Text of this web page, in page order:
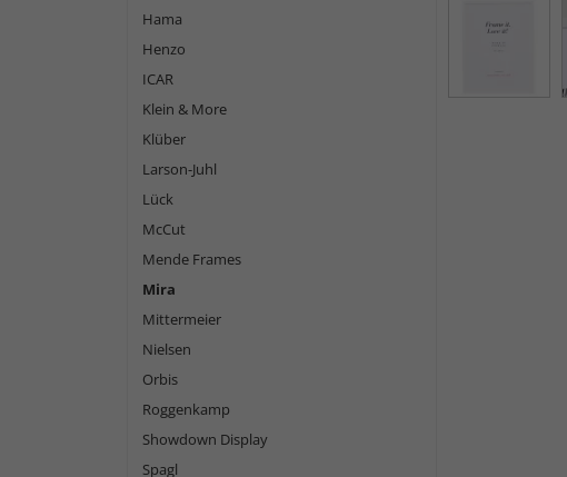
Hama
Henzo
ICAR
Klein & More
Klüber
Larson-Juhl
Lück
McCut
Mende Frames
Mira
Mittermeier
Nielsen
Orbis
Roggenkamp
Showdown Display
Spagl